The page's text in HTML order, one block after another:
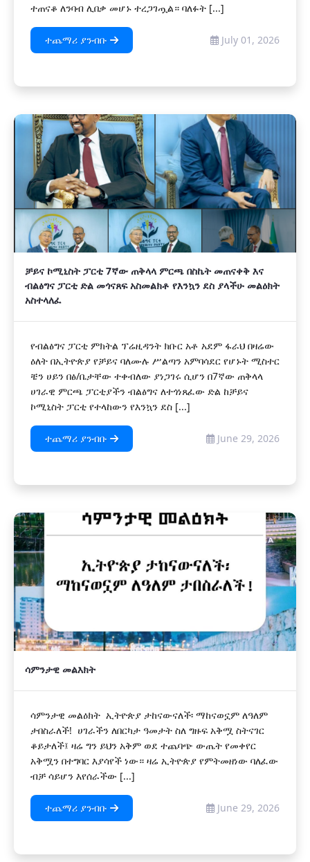
ተጠናቆ ለንባብ ሊበቃ መሆኑ ተረጋገጧል። ባለፉት [...]
ተጨማሪ ያንብቡ July 01, 2026
ቻይና ኮሚኒስት ፓርቲ 7ኛው ጠቅላላ ምርጫ በስኬት መጠናቀቅ እና
ብልፅግና ፓርቲ ድል መጎናጸፍ አስመልክቶ የእንኳን ደስ ያላችሁ መልዕክት
አስተላለፈ
የብልፅግና ፓርቲ ምክትል ፕሬዚዳንት ክቡር አቶ አደም ፋራህ በዛሬው
ዕለት በኢትዮጵያ የቻይና ባለሙሉ ሥልጣን አምባሳደር የሆኑት ሚስተር
ቼን ሀይን በፅ/ቤታቸው ተቀብለው ያነጋገሩ ሲሆን በ7ኛው ጠቅላላ
ሀገራዊ ምርጫ ፓርቲያችን ብልፅግና ለተጎነጸፈው ድል ከቻይና
ኮሚኒስት ፓርቲ የተላከውን የእንኳን ደስ [...]
ተጨማሪ ያንብቡ June 29, 2026
ሳምንታዊ መልእክት
ሳምንታዊ መልዕክት ኢትዮጵያ ታከናውናለች፡ ማከናወኗም ለዓለም
ታበስራለች! ሀገራችን ለበርካታ ዓመታት ስለ ግዙፍ አቅሟ ስትናገር
ቆይታለች፤ ዛሬ ግን ይህን አቅም ወደ ተጨባጭ ውጤት የመቀየር
አቅሟን በተግባር እያሳየች ነው። ዛሬ ኢትዮጵያ የምትመዘነው ባለፈው
ብቻ ሳይሆን እየሰራችው [...]
ተጨማሪ ያንብቡ June 29, 2026